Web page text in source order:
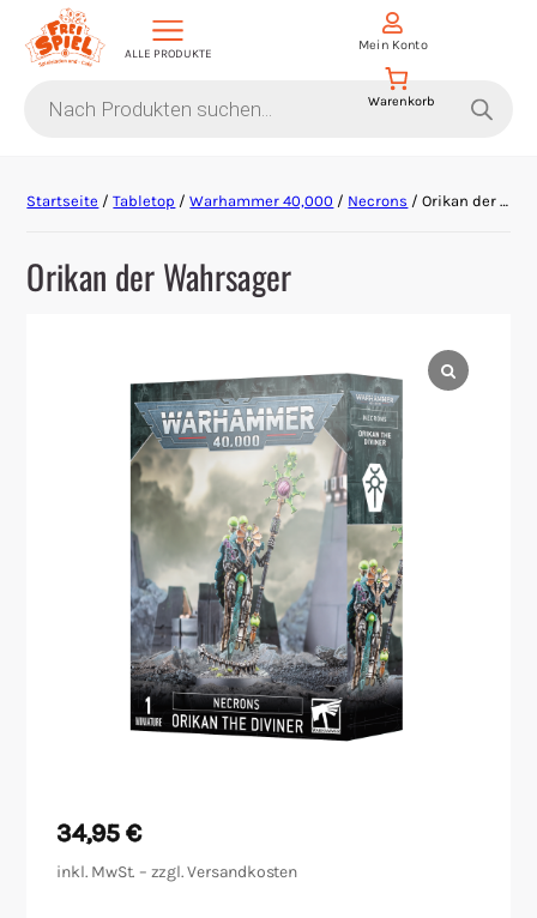
ALLE PRODUKTE
search
Mein Konto
Krimi-Dinner
Living Card Games
Malen/Modellbau
Rollenspiele
Sammelkartenspiele
Tabletop
Startseite /Tabletop /Warhammer 40,000 / Necrons / Orikan der Wahrsager
Orikan der Wahrsager
34,95€
inkl. MwSt. – zzgl.Versandkosten